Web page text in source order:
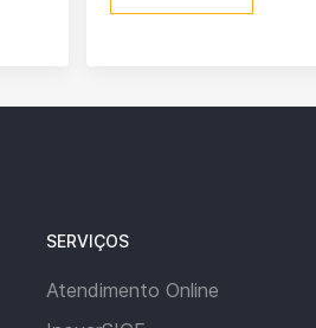
SERVIÇOS
Atendimento Online